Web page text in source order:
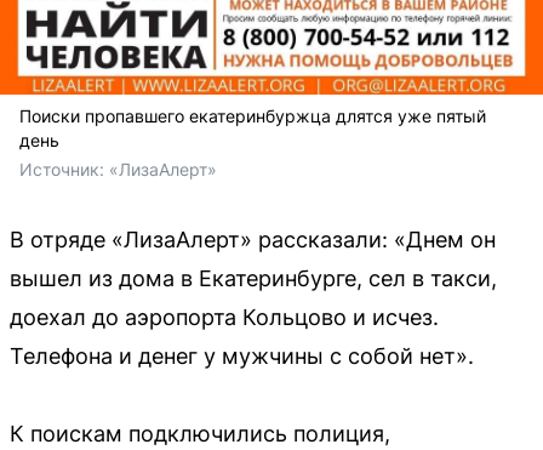
Поиски пропавшего екатеринбуржца длятся уже пятый
день
Источник: «ЛизаАлерт»
В отряде «ЛизаАлерт» рассказали: «Днем он
вышел из дома в Екатеринбурге, сел в такси,
доехал до аэропорта Кольцово и исчез.
Телефона и денег у мужчины с собой нет».
К поискам подключились полиция,